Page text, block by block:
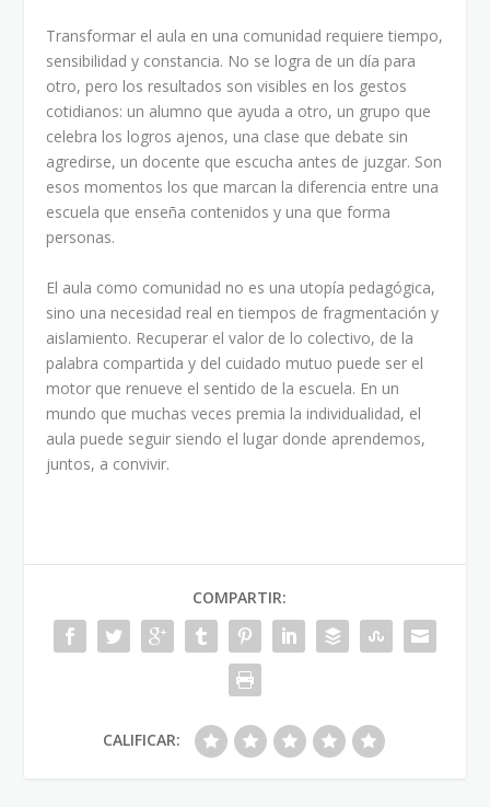
Transformar el aula en una comunidad requiere tiempo,
sensibilidad y constancia. No se logra de un día para
otro, pero los resultados son visibles en los gestos
cotidianos: un alumno que ayuda a otro, un grupo que
celebra los logros ajenos, una clase que debate sin
agredirse, un docente que escucha antes de juzgar. Son
esos momentos los que marcan la diferencia entre una
escuela que enseña contenidos y una que forma
personas.
El aula como comunidad no es una utopía pedagógica,
sino una necesidad real en tiempos de fragmentación y
aislamiento. Recuperar el valor de lo colectivo, de la
palabra compartida y del cuidado mutuo puede ser el
motor que renueve el sentido de la escuela. En un
mundo que muchas veces premia la individualidad, el
aula puede seguir siendo el lugar donde aprendemos,
juntos, a convivir.
COMPARTIR:
CALIFICAR: